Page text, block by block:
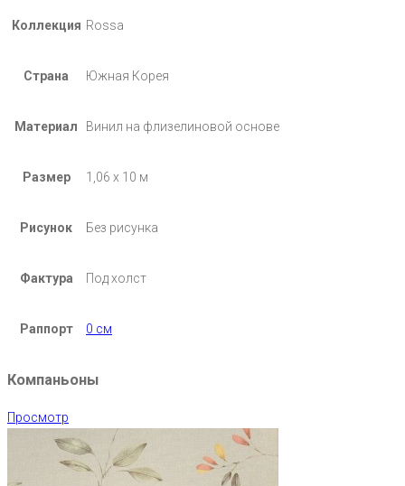
Коллекция Rossa
Страна Южная Корея
Материал Винил на флизелиновой основе
Размер 1,06 х 10 м
Рисунок Без рисунка
Фактура Под холст
Раппорт 0 см
Компаньоны
Просмотр